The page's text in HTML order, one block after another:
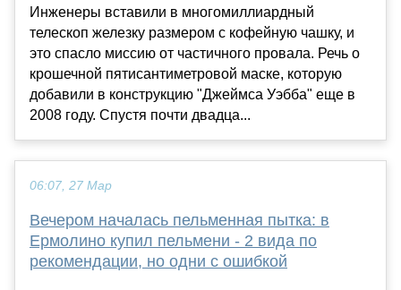
Инженеры вставили в многомиллиардный
телескоп железку размером с кофейную чашку, и
это спасло миссию от частичного провала. Речь о
крошечной пятисантиметровой маске, которую
добавили в конструкцию "Джеймса Уэбба" еще в
2008 году. Спустя почти двадца...
06:07, 27 Мар
Вечером началась пельменная пытка: в
Ермолино купил пельмени - 2 вида по
рекомендации, но одни с ошибкой